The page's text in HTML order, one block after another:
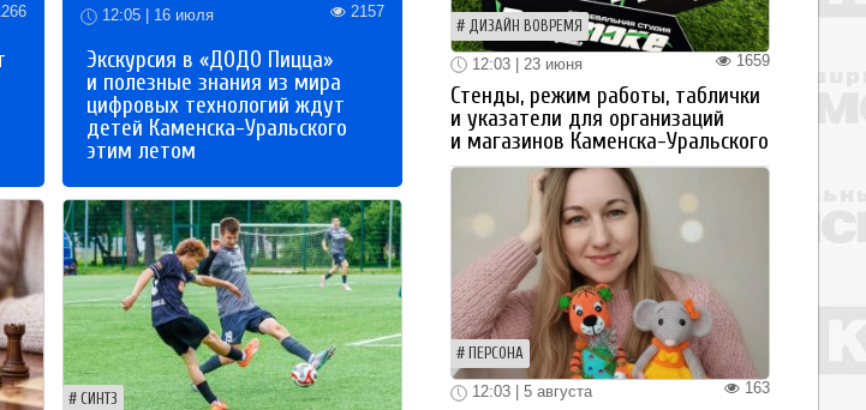
12:05 | 16 июля 2157
Экскурсия в «ДОДО Пицца»
и полезные знания из мира
цифровых технологий ждут
детей Каменска-Уральского
этим летом
СИНТЗ
ДИЗАЙН ВОВРЕМЯ
1659
12:03 | 23 июня
Стенды, режим работы, таблички
и указатели для организаций
и магазинов Каменска-Уральского
ПЕРСОНА
163
12:03 | 5 августа